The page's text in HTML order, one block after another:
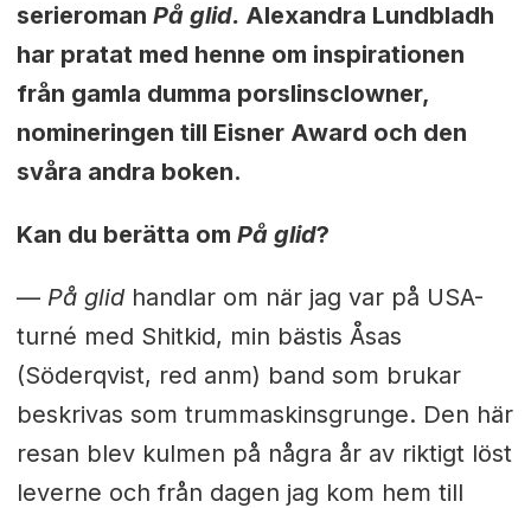
serieroman På glid. Alexandra Lundbladh
har pratat med henne om inspirationen
från gamla dumma porslinsclowner,
nomineringen till Eisner Award och den
svåra andra boken.
Kan du berätta om På glid?
— På glidhandlar om när jag var på USA-
turné med Shitkid, min bästis Åsas
(Söderqvist, red anm) band som brukar
beskrivas som trummaskinsgrunge. Den här
resan blev kulmen på några år av riktigt löst
leverne och från dagen jag kom hem till